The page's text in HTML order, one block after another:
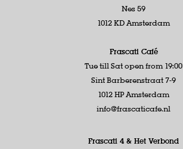
Nes 59
1012 KD Amsterdam
Frascati Café
Tue till Sat open from 19:00
Sint Barberenstraat 7-9
1012 HP Amsterdam
info@frascaticafe.nl
Frascati 4 & Het Verbond